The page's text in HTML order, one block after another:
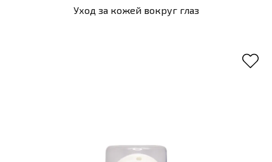
Уход за кожей вокруг глаз